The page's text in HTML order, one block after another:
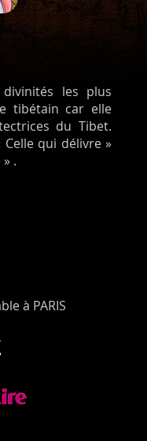
les plus
tibétain car elle
du Tibet.
qui délivre »
.
à PARIS